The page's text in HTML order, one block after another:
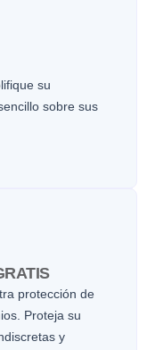
su
sobre sus
protección de
Proteja su
y